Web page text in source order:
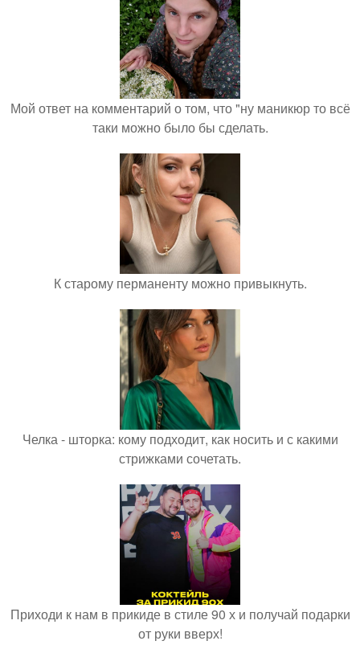
Мой ответ на комментарий о том, что "ну маникюр то всё
таки можно было бы сделать.
К старому перманенту можно привыкнуть.
Челка - шторка: кому подходит, как носить и с какими
стрижками сочетать.
Приходи к нам в прикиде в стиле 90 х и получай подарки
от руки вверх!